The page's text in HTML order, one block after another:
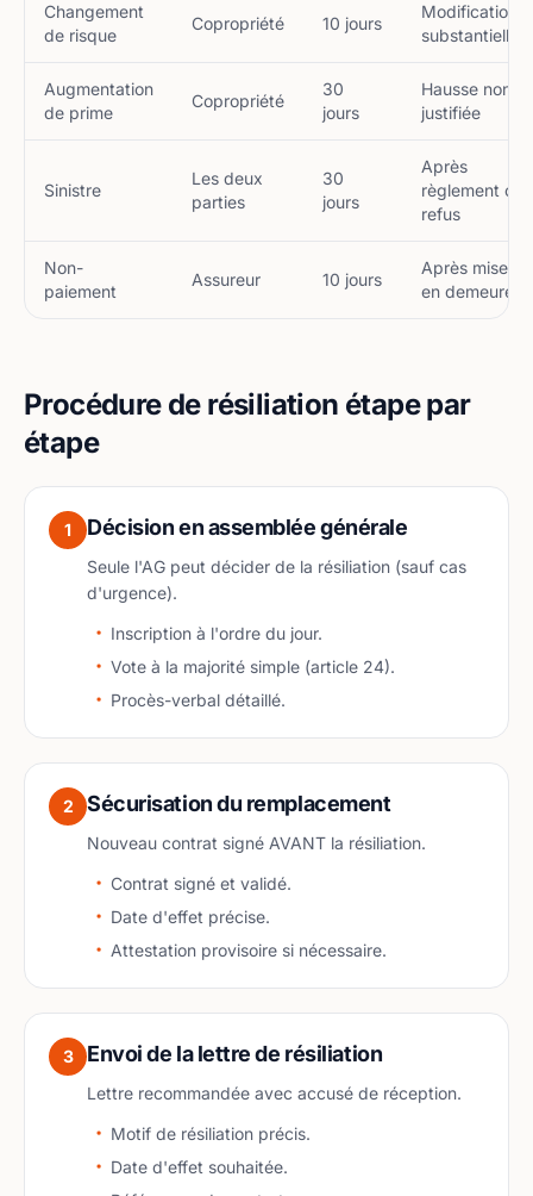
Changement
de risque
Copropriété 10 jours
Modification
substantielle
Augmentation
de prime
Copropriété
30
jours
Hausse non
justifiée
Sinistre
Les deux
parties
30
jours
Après
règlement ou
refus
Non-
paiement
Assureur 10 jours
Après mise
en demeure
Procédure de résiliation étape par
étape
1 Décision en assemblée générale
Seule l'AG peut décider de la résiliation (sauf cas
d'urgence).
Inscription à l'ordre du jour.
Vote à la majorité simple (article 24).
Procès-verbal détaillé.
2 Sécurisation du remplacement
Nouveau contrat signé AVANT la résiliation.
Contrat signé et validé.
Date d'effet précise.
Attestation provisoire si nécessaire.
3 Envoi de la lettre de résiliation
Lettre recommandée avec accusé de réception.
Motif de résiliation précis.
Date d'effet souhaitée.